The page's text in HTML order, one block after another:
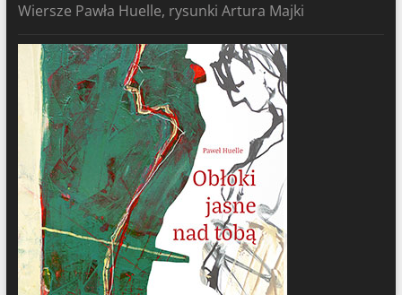
Wiersze Pawła Huelle, rysunki Artura Majki